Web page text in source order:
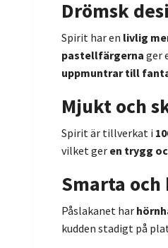
Drömsk
Spirit har en livlig
pastellfärgerna ger
uppmuntrar till
Mjukt och
Spirit är tillverkat i
vilket ger en trygg
Smarta
Påslakanet har
kudden stadigt på